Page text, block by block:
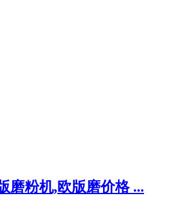
磨粉机,欧版磨价格 ...